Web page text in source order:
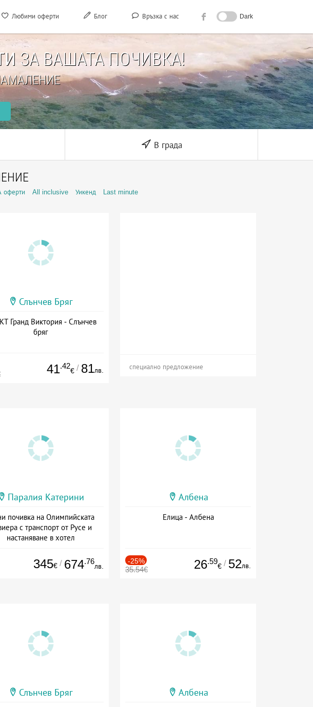
Любими оферти Блог Връзка с нас Dark
ЗА ВАШАТА ПОЧИВКА!
В града
оферти All inclusive Уикенд Last minute
Слънчев Бряг
Гранд Виктория - Слънчев
бряг
41.42
€ / 81лв. специално предложение
Паралия Катерини
почивка на Олимпийската
с транспорт от Русе и
настаняване в хотел
345€ / 674.76
лв.
Албена
Елица - Албена
-25%
35.54€ 26.59
€ / 52лв.
Слънчев Бряг Албена